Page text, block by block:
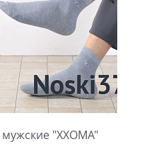
"XXOMA"